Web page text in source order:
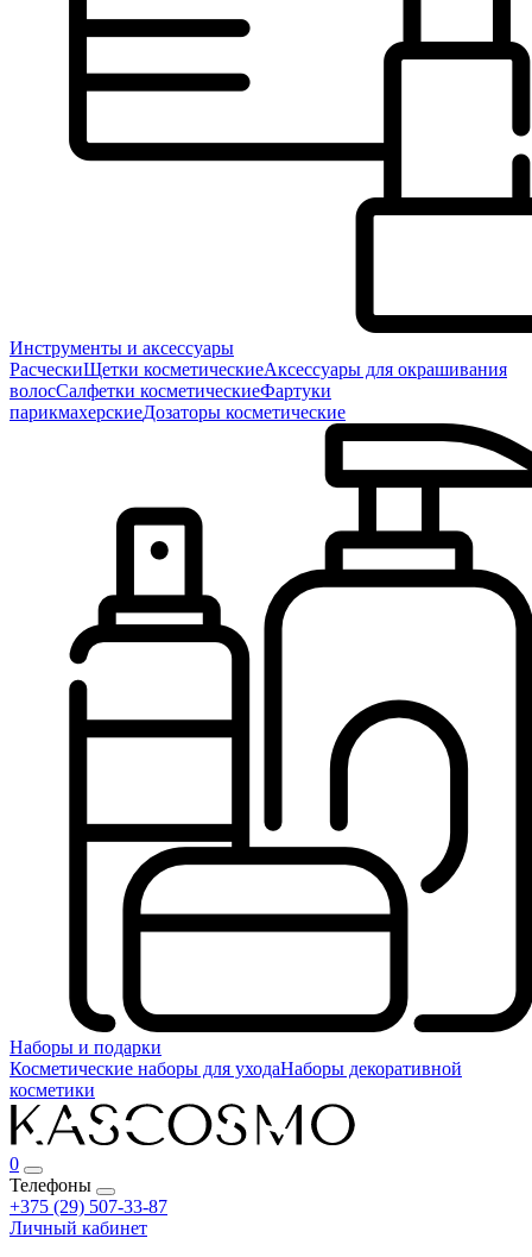
Инструменты и аксессуары
РасческиЩетки косметическиеАксессуары для окрашивания
волосСалфетки косметическиеФартуки
парикмахерскиеДозаторы косметические
Наборы и подарки
Косметические наборы для уходаНаборы декоративной
косметики
0
Телефоны
+375 (29) 507-33-87
Личный кабинет